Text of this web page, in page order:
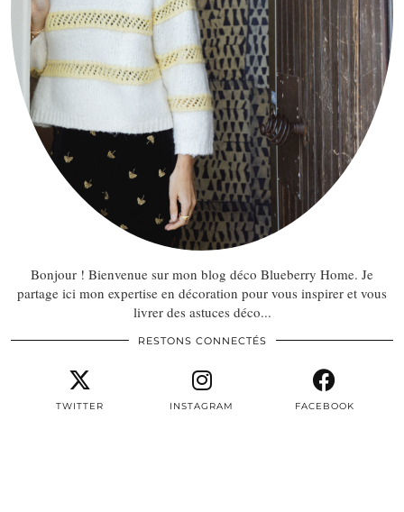
Bonjour ! Bienvenue sur mon blog déco Blueberry Home. Je
partage ici mon expertise en décoration pour vous inspirer et vous
livrer des astuces déco...
RESTONS CONNECTÉS
TWITTER INSTAGRAM FACEBOOK